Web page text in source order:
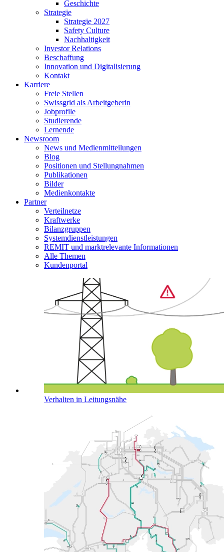
Geschichte
Strategie
Strategie 2027
Safety Culture
Nachhaltigkeit
Investor Relations
Beschaffung
Innovation und Digitalisierung
Kontakt
Karriere
Freie Stellen
Swissgrid als Arbeitgeberin
Jobprofile
Studierende
Lernende
Newsroom
News und Medienmitteilungen
Blog
Positionen und Stellungnahmen
Publikationen
Bilder
Medienkontakte
Partner
Verteilnetze
Kraftwerke
Bilanzgruppen
Systemdienstleistungen
REMIT und marktrelevante Informationen
Alle Themen
Kundenportal
Verhalten in Leitungsnähe